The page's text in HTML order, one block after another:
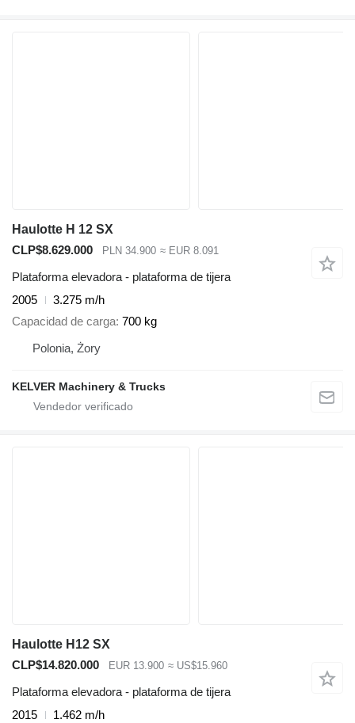
Haulotte H 12 SX
CLP$8.629.000
PLN 34.900 ≈ EUR 8.091
Plataforma elevadora - plataforma de tijera
2005
3.275 m/h
Capacidad de carga 700 kg
Polonia, Żory
KELVER Machinery & Trucks
Haulotte H12 SX
CLP$14.820.000
EUR 13.900 ≈ US$15.960
Plataforma elevadora - plataforma de tijera
2015
1.462 m/h